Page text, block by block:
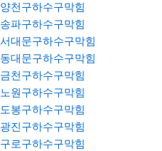
양천구하수구막힘
송파구하수구막힘
서대문구하수구막힘
동대문구하수구막힘
금천구하수구막힘
노원구하수구막힘
도봉구하수구막힘
광진구하수구막힘
구로구하수구막힘